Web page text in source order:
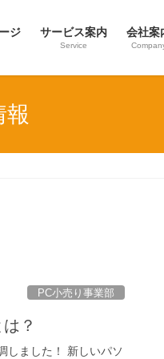
ジ サービス案内
Service
会社案
報
PC小売り事業部
？
しました！ 新しいパソ